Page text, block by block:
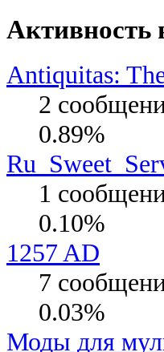
Активность
Antiquitas:
2
0.89%
1
0.10%
1257 AD
7
0.03%
Моды для